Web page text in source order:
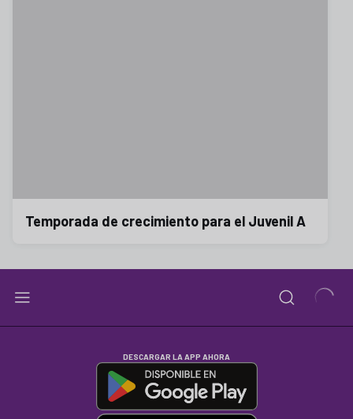
Temporada de crecimiento para el Juvenil A
DESCARGAR LA APP AHORA